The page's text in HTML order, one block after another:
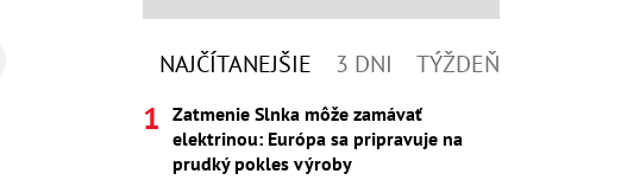
NAJČÍTANEJŠIE 3 DNI TÝŽDEŇ
Zatmenie Slnka môže zamávať
elektrinou: Európa sa pripravuje na
prudký pokles výroby